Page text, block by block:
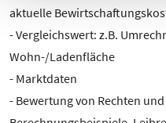
DSGVO) zustimmen,
jederzeit mit Wirkung für
Sie unsere Cookie-
Datenschutzinformation
auswählen, welche
möchten.
aktuelle
- Vergleichswert: z.B.
Wohn-/Ladenfläche
- Marktdaten
- Bewertung von Rechten und